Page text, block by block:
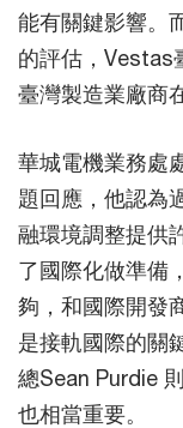
能有關鍵影響。
的評估，Vestas
臺灣製造業廠商
華城電機業務處
題回應，他認為
融環境調整提供
了國際化做準備
夠，和國際開發
是接軌國際的關
總Sean Purdie
也相當重要。